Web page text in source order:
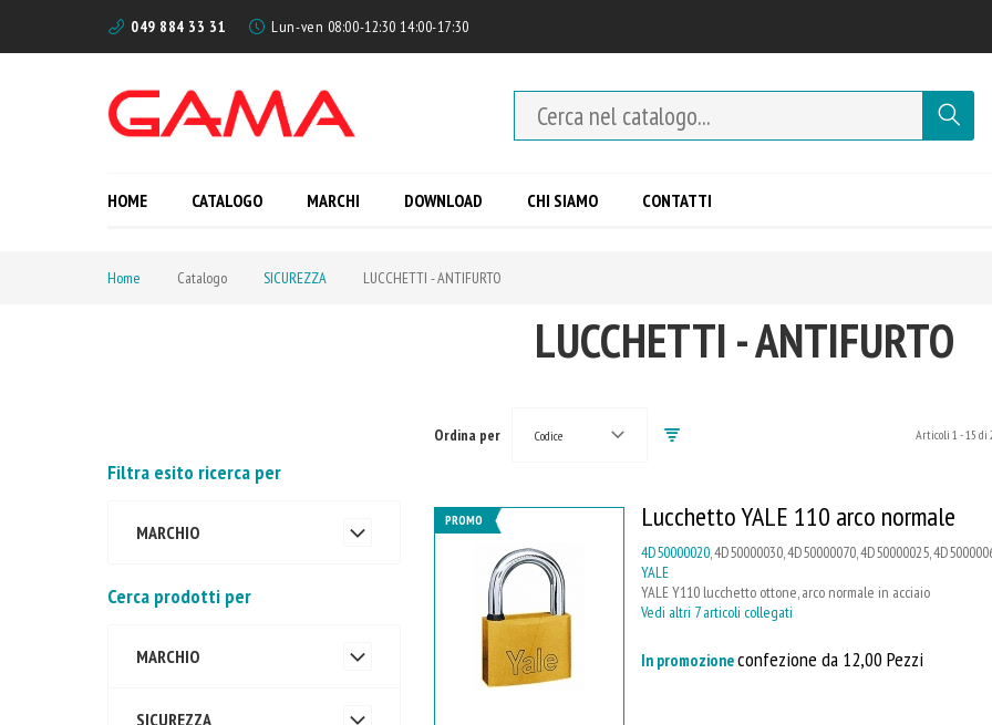
049 884 33 31 Lun-ven 08:00-12:30 14:00-17:30
HOME CATALOGO MARCHI DOWNLOAD CHI SIAMO CONTATTI
Home Catalogo SICUREZZA LUCCHETTI - ANTIFURTO
LUCCHETTI - ANTIFURTO
Ordina per Codice Articoli 1-15 di
PROMO Lucchetto YALE 110 arco normale
4D50000020, 4D50000030, 4D50000070, 4D50000025,
YALE
YALE Y110 lucchetto ottone, arco normale in acciaio
Vedi altri 7 articoli collegati
In promozioneconfezione da 12,00 Pezzi
Filtra esito ricerca per
MARCHIO
Cerca prodotti per
MARCHIO
SICUREZZA